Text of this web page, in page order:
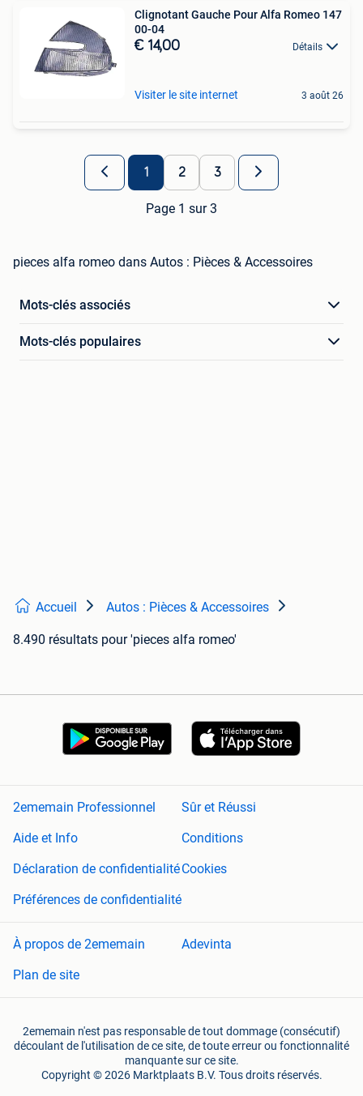
Clignotant Gauche Pour Alfa Romeo 147
00-04
€ 14,00 Détails
Visiter le site internet 3 août 26
1 2 3
Page 1 sur 3
pieces alfa romeo dans Autos : Pièces & Accessoires
Mots-clés associés
Mots-clés populaires
Accueil Autos : Pièces & Accessoires
8.490 résultats pour 'pieces alfa romeo'
2ememain Professionnel
Sûr et Réussi
Aide et Info
Conditions
Déclaration de confidentialitéCookies
Préférences de confidentialité
À propos de 2ememain
Adevinta
Plan de site
2ememain n'est pas responsable de tout dommage (consécutif)
découlant de l'utilisation de ce site, de toute erreur ou fonctionnalité
manquante sur ce site.
Copyright © 2026 Marktplaats B.V. Tous droits réservés.